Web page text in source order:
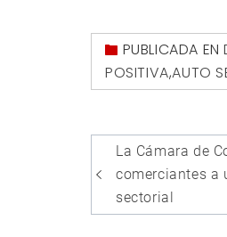
PUBLICADA EN
POSITIVA,AUTO
de
entradas
La Cámara de
comerciantes a
sectorial